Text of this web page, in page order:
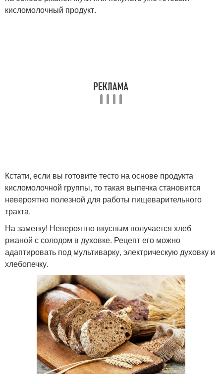
Хлеб из ржаной муки
кисломолочный продукт.
Кстати, если вы готовите тесто на основе продукта
кисломолочной группы, то такая выпечка становится
невероятно полезной для работы пищеварительного
тракта.
На заметку! Невероятно вкусным получается хлеб
ржаной с солодом в духовке. Рецепт его можно
адаптировать под мультиварку, электрическую духовку и
хлебопечку.